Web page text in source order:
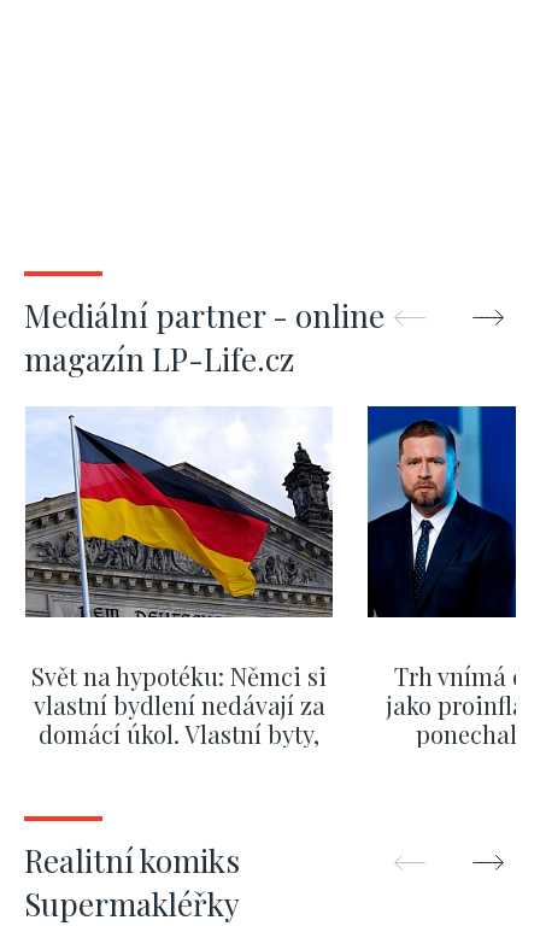
Mediální partner - online
magazín LP-Life.cz
Svět na hypotéku: Němci si
vlastní bydlení nedávají za
domácí úkol. Vlastní byty,
Trh vnímá
jako
ponechali
Realitní komiks
Supermakléřky